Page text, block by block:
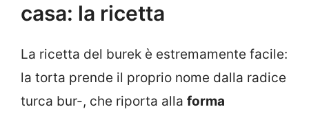
casa: la ricetta
La ricetta del burek è estremamente facile:
la torta prende il proprio nome dalla radice
turca bur-, che riporta alla forma